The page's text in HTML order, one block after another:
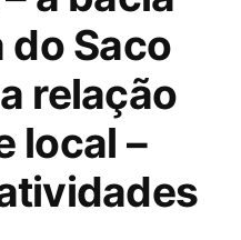
Saco
relação
local –